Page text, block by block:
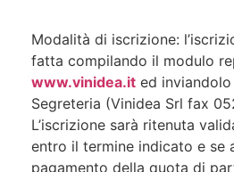
Modalità di iscrizione:
fatta compilando il modulo
www.vinidea.it ed
Segreteria (Vinidea Srl fax
L’iscrizione sarà ritenuta
entro il termine indicato e se
pagamento della quota di